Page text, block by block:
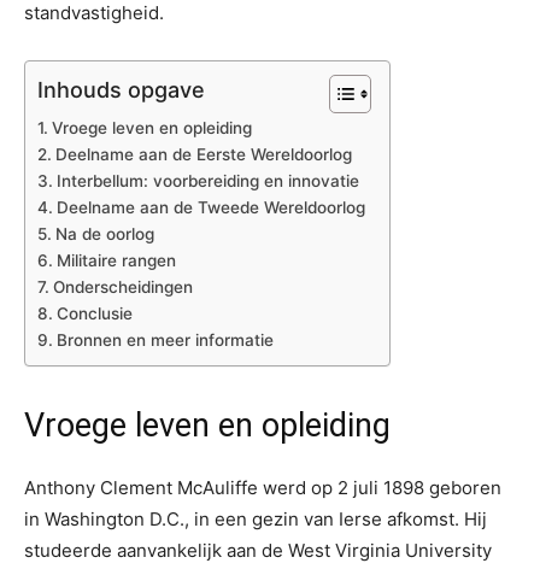
standvastigheid.
Inhouds opgave
Vroege leven en opleiding
Deelname aan de Eerste Wereldoorlog
Interbellum: voorbereiding en innovatie
Deelname aan de Tweede Wereldoorlog
Na de oorlog
Militaire rangen
Onderscheidingen
Conclusie
Bronnen en meer informatie
Vroege leven en opleiding
Anthony Clement McAuliffe werd op 2 juli 1898 geboren
in Washington D.C., in een gezin van Ierse afkomst. Hij
studeerde aanvankelijk aan de West Virginia University